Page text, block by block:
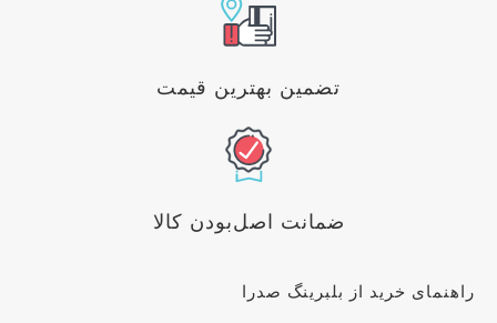
تضمین بهترین قیمت
ضمانت اصل‌بودن کالا
راهنمای خرید از بلبرینگ صدرا